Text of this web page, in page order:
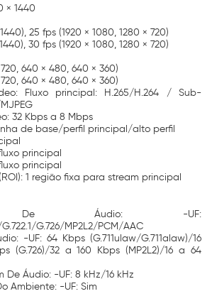
× 1440
25 fps (1920 × 1080, 1280 × 720)
30 fps (1920 × 1080, 1280 × 720)
640 × 480, 640 × 360)
640 × 480, 640 × 360)
Fluxo principal: H.265/H.264 / Sub-
32 Kbps a 8 Mbps
de base/perfil principal/alto perfil
principal
principal
1 região fixa para stream principal
De Áudio: -UF:
G.726/MP2L2/PCM/AAC
-UF: 64 Kbps (G.711ulaw/G.711alaw)/16
(G.726)/32 a 160 Kbps (MP2L2)/16 a 64
De Áudio: -UF: 8 kHz/16 kHz
Ambiente: -UF: Sim